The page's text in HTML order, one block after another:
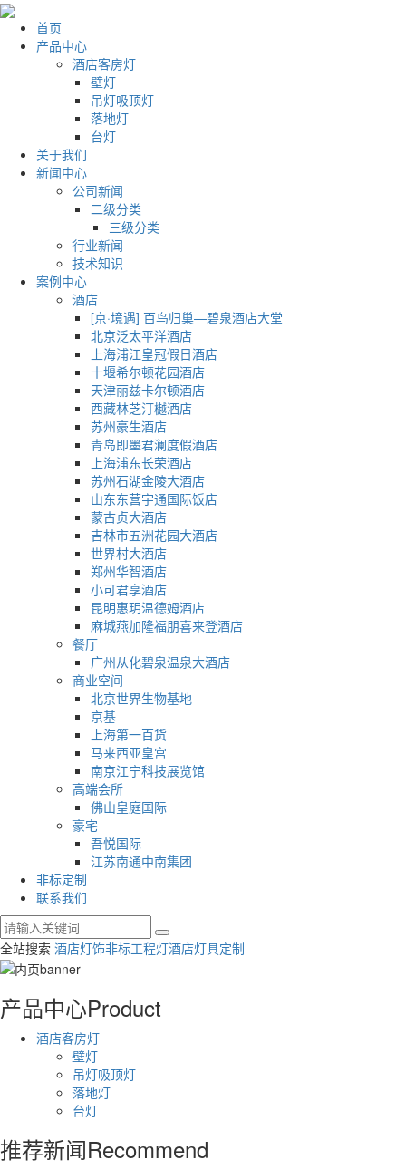
首页
产品中心
酒店客房灯
壁灯
吊灯吸顶灯
落地灯
台灯
关于我们
新闻中心
公司新闻
二级分类
三级分类
行业新闻
技术知识
案例中心
酒店
[京·境遇] 百鸟归巢—碧泉酒店大堂
北京泛太平洋酒店
上海浦江皇冠假日酒店
十堰希尔顿花园酒店
天津丽兹卡尔顿酒店
西藏林芝汀樾酒店
苏州豪生酒店
青岛即墨君澜度假酒店
上海浦东长荣酒店
苏州石湖金陵大酒店
山东东营宇通国际饭店
蒙古贞大酒店
吉林市五洲花园大酒店
世界村大酒店
郑州华智酒店
小可君享酒店
昆明惠玥温德姆酒店
麻城燕加隆福朋喜来登酒店
餐厅
广州从化碧泉温泉大酒店
商业空间
北京世界生物基地
京基
上海第一百货
马来西亚皇宫
南京江宁科技展览馆
高端会所
佛山皇庭国际
豪宅
吾悦国际
江苏南通中南集团
非标定制
联系我们
全站搜索 酒店灯饰非标工程灯酒店灯具定制
产品中心Product
酒店客房灯
壁灯
吊灯吸顶灯
落地灯
台灯
推荐新闻Recommend